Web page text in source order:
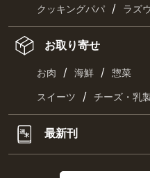
クッキングパパ / ラズ
お取り寄せ
お肉 / 海鮮 / 惣菜
スイーツ / チーズ・乳
最新刊